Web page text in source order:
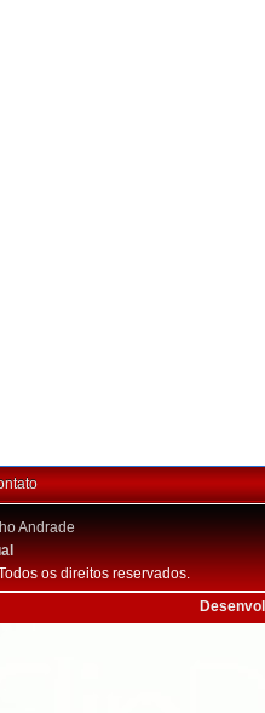
Andrade
os direitos reservados.